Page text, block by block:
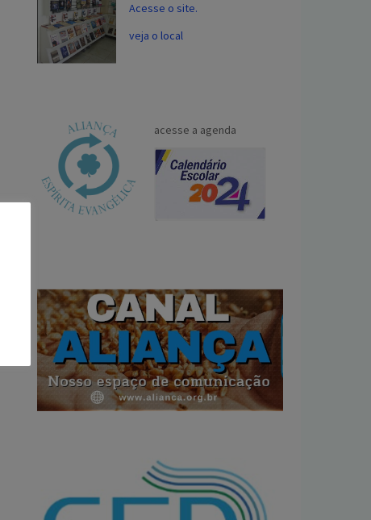
Acesse o site.
veja o local
acesse a agenda